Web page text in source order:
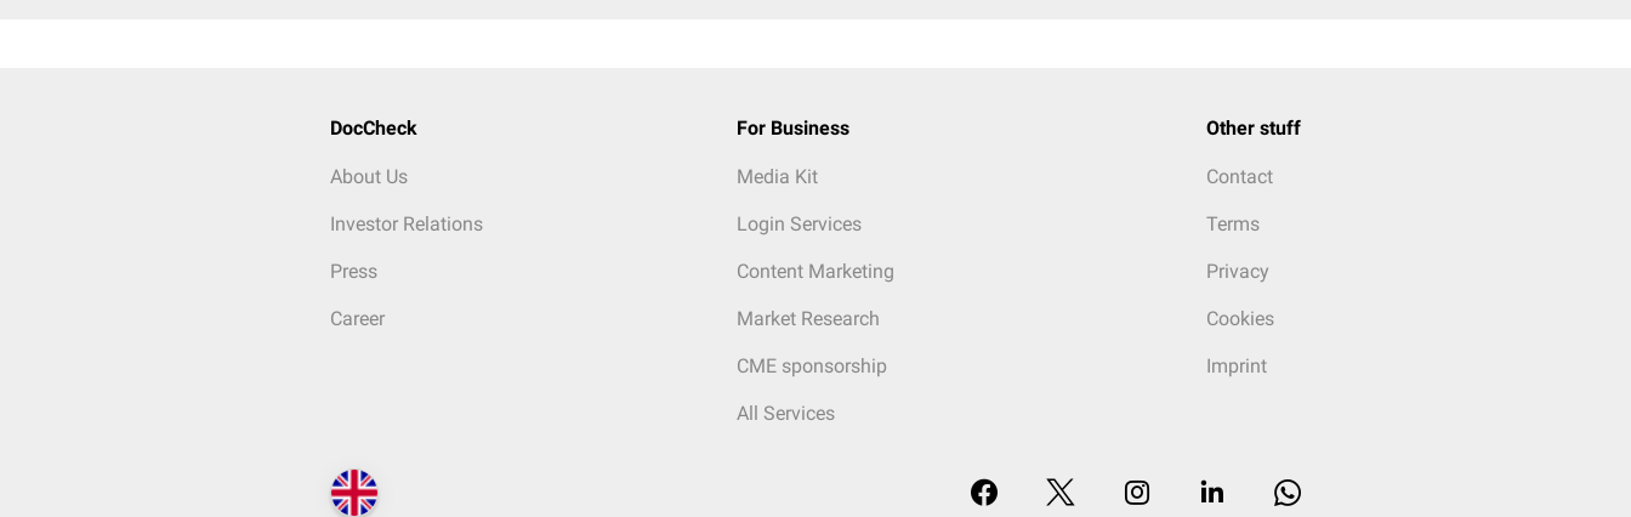
DocCheck
About Us
Investor Relations
Press
Career
For Business
Media Kit
Login Services
Content Marketing
Market Research
CME sponsorship
All Services
Other stuff
Contact
Terms
Privacy
Cookies
Imprint